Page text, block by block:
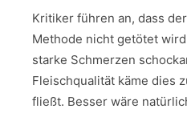
Kritiker führen an, dass
Methode nicht getötet
starke Schmerzen
Fleischqualität käme dies
fließt. Besser wäre